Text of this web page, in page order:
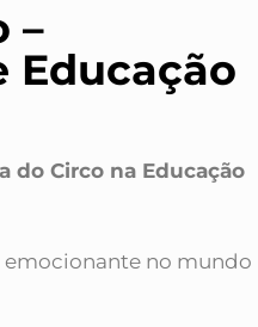
–
Educação
do Circo na Educação
emocionante no mundo